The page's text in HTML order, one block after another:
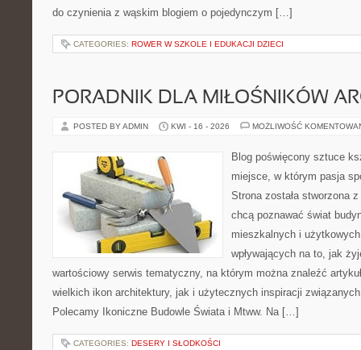
do czynienia z wąskim blogiem o pojedynczym […]
CATEGORIES: ROWER W SZKOLE I EDUKACJI DZIECI
PORADNIK DLA MIŁOŚNIKÓW
POSTED BY ADMIN KWI - 16 - 2026 MOŻLIWOŚĆ
Blog poświęcony sztuce
miejsce, w którym pasja
Strona została stworzona
chcą poznawać świat
mieszkalnych i
wpływających na to, jak
wartościowy serwis tematyczny, na którym można znaleźć
wielkich ikon architektury, jak i użytecznych inspiracji
Polecamy Ikoniczne Budowle Świata i Mtww. Na […]
CATEGORIES: DESERY I SŁODKOŚCI